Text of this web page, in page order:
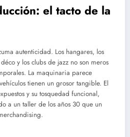
el tacto de la
autenticidad. Los hangares, los
y los clubs de jazz no son meros
La maquinaria parece
tienen un grosor tangible. El
y su tosquedad funcional,
a un taller de los años 30 que un